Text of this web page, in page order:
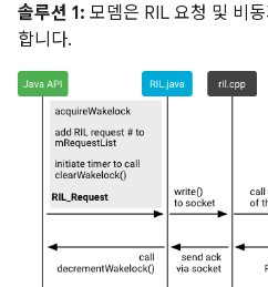
솔루션 1: 모뎀은 RIL 요청 및 비
합니다.